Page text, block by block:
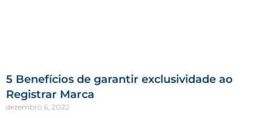
5 Benefícios de garantir exclusividade ao
Registrar Marca
dezembro 6, 2022